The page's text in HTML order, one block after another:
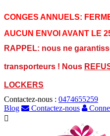
CONGES ANNUELS:
AUCUN ENVOI AVANT LE
RAPPEL: nous ne
transporteurs ! Nous
LOCKERS
Contactez-nous : 0474655259
Blog
Contactez-nous
